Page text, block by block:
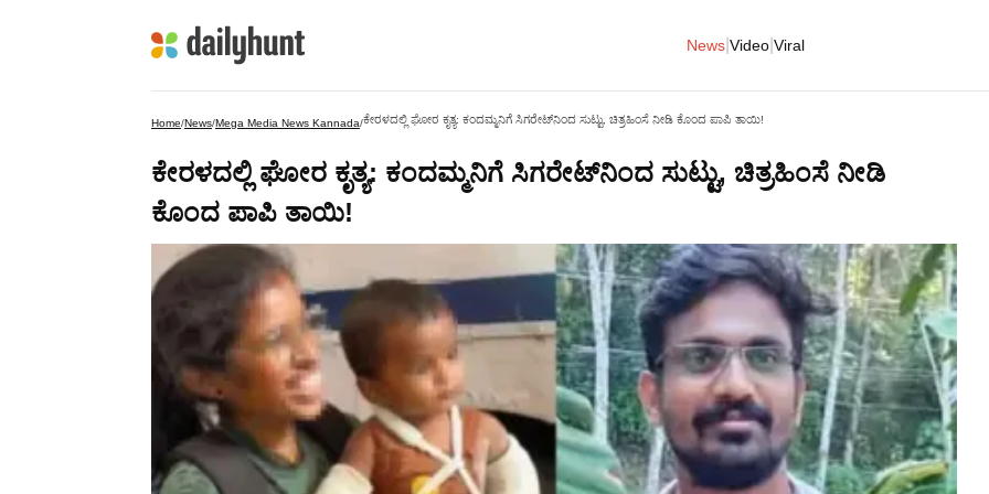
News Video Viral
Home/News/Mega Media News Kannada/ಕೇರಳದಲ್ಲಿ ಘೋರ ಕೃತ್ಯ: ಕಂದಮ್ಮನಿಗೆ ಸಿಗರೇಟ್‌ನಿಂದ ಸುಟ್ಟು, ಚಿತ್ರಹಿಂಸೆ ನೀಡಿ ಕೊಂದ ಪಾಪಿ ತಾಯಿ!
ಕೇರಳದಲ್ಲಿ ಘೋರ ಕೃತ್ಯ: ಕಂದಮ್ಮನಿಗೆ ಸಿಗರೇಟ್‌ನಿಂದ ಸುಟ್ಟು, ಚಿತ್ರಹಿಂಸೆ ನೀಡಿ
ಕೊಂದ ಪಾಪಿ ತಾಯಿ!